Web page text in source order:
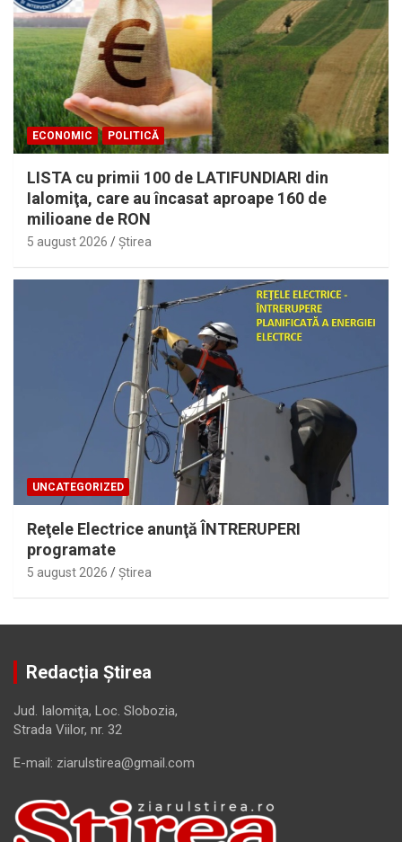
ECONOMIC POLITICĂ
LISTA cu primii 100 de LATIFUNDIARI din
Ialomiţa, care au încasat aproape 160 de
milioane de RON
5 august 2026 Ştirea
UNCATEGORIZED
Reţele Electrice anunţă ÎNTRERUPERI
programate
5 august 2026 Ştirea
Redacția Știrea
Jud. Ialomiţa, Loc. Slobozia,
Strada Viilor, nr. 32
E-mail: ziarulstirea@gmail.com